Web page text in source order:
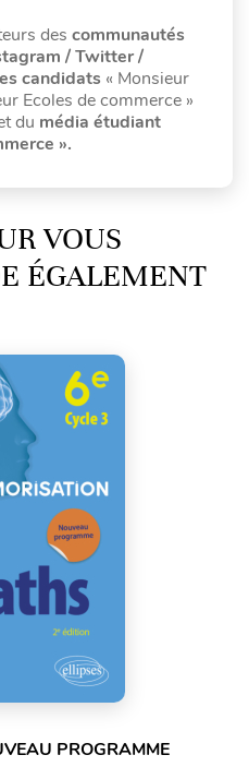
des communautés
/ Twitter /
candidats « Monsieur
Ecoles de commerce »
du média étudiant
».
VOUS
ÉGALEMENT
PROGRAMME